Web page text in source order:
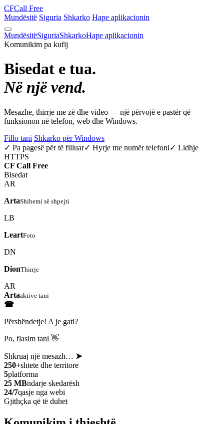
CFCall Free
Mundësitë Siguria Shkarko Hape aplikacionin
MundësitëSiguriaShkarkoHape aplikacionin
Komunikim pa kufij
Bisedat e tua.
Në një vend.
Mesazhe, thirrje me zë dhe video — një përvojë e pastër që
funksionon në telefon, web dhe Windows.
Fillo tani Shkarko për Windows
✓ Pa pagesë për të filluar✓ Hyrje me numër telefoni✓ Lidhje
HTTPS
CF Call Free
Bisedat
AR
ArtaShihemi së shpejti
LB
LeartFoto
DN
DionThirrje
AR
Artaaktive tani
☎
Përshëndetje! A je gati?
Po, flasim tani 👋
Shkruaj një mesazh… ➤
250+shtete dhe territore
5platforma
25 MBndarje skedarësh
24/7qasje nga webi
Gjithçka që të duhet